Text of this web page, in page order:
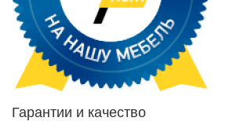
Гарантии и качество